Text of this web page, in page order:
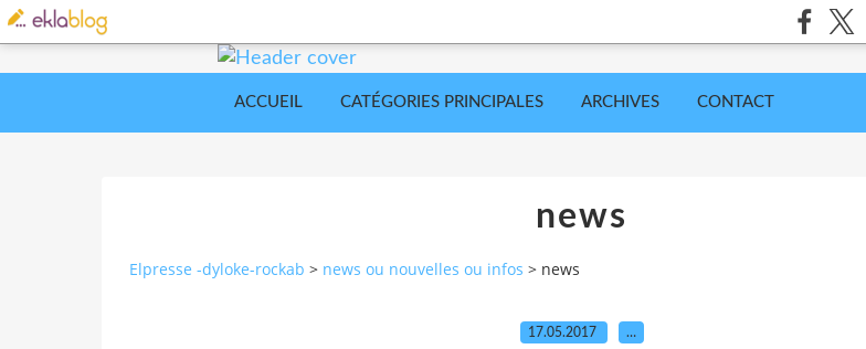
ACCUEIL CATÉGORIES PRINCIPALES ARCHIVES CONTACT
news
Elpresse -dyloke-rockab > news ou nouvelles ou infos > news
17.05.2017 …